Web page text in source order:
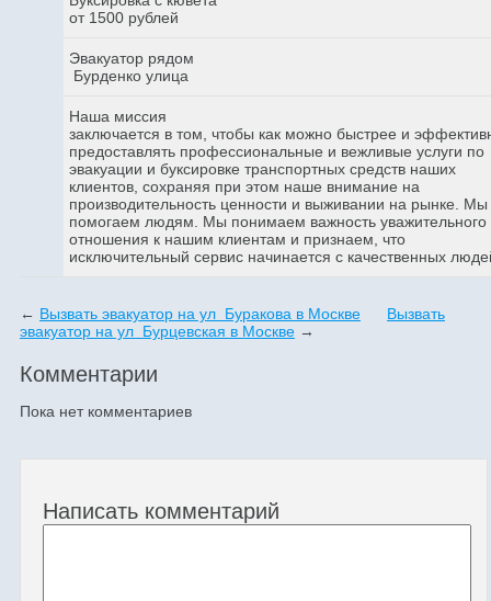
от 1500 рублей
Эвакуатор рядом
Бурденко улица
Наша миссия
заключается в том, чтобы как можно быстрее и
предоставлять профессиональные и вежливые услуги по
эвакуации и буксировке транспортных средств наших
клиентов, сохраняя при этом наше внимание на
производительность ценности и выживании на рынке. Мы
помогаем людям. Мы понимаем важность уважительного
отношения к нашим клиентам и признаем, что
исключительный сервис начинается с качественных
← Вызвать эвакуатор на ул Буракова в Москве
Вызвать
эвакуатор на ул Бурцевская в Москве →
Комментарии
Пока нет комментариев
Написать комментарий